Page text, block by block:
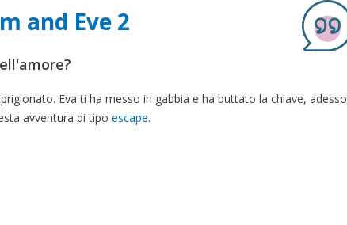
and Eve 2
Eva ti ha messo in gabbia e ha buttato la chiave, adesso
avventura di tipo escape.